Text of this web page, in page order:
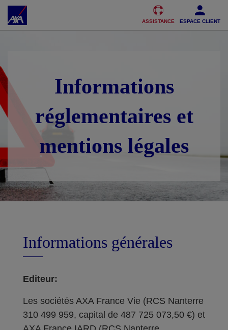
Accéder au Contenu Accéder au Pied de page
ASSISTANCE ESPACE CLIENT
Informations
réglementaires et
mentions légales
Informations générales
Editeur:
Les sociétés AXA France Vie (RCS Nanterre
310 499 959, capital de 487 725 073,50 €) et